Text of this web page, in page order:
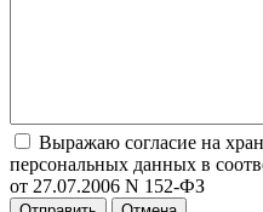
Выражаю согласие на
персональных данных в
от 27.07.2006 N 152-ФЗ